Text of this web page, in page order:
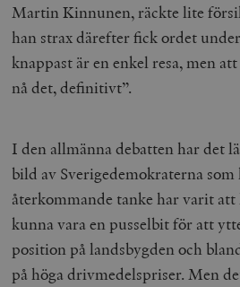
Martin Kinnunen, räckte lite
han strax därefter fick ordet
knappast är en enkel resa, men
nå det, definitivt”.
I den allmänna debatten har det
bild av Sverigedemokraterna
återkommande tanke har varit
kunna vara en pusselbit för att
position på landsbygden och
på höga drivmedelspriser. Men